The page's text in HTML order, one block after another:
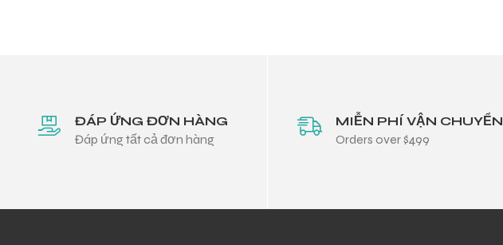
ĐÁP ỨNG ĐƠN HÀNG
Đáp ứng tất cả đơn hàng
MIỄN PHÍ VẬN CHUYỂN
Orders over $499